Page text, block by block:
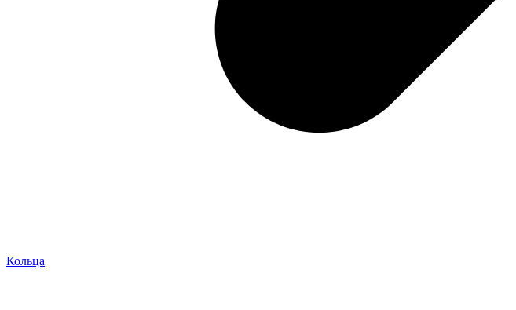
Кольца